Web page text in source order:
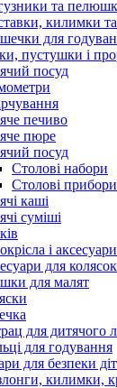
та
килимки
для
пустушки і
посуд
печиво
пюре
посуд
Столові набори
Столові прибори
каші
суміші
і аксесуари
для колясок
для малят
для дитячого
для годування
для безпеки
килимки,